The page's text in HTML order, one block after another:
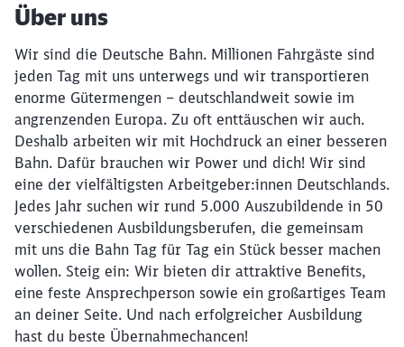
Über uns
Wir sind die Deutsche Bahn. Millionen Fahrgäste sind
jeden Tag mit uns unterwegs und wir transportieren
enorme Gütermengen – deutschlandweit sowie im
angrenzenden Europa. Zu oft enttäuschen wir auch.
Deshalb arbeiten wir mit Hochdruck an einer besseren
Bahn. Dafür brauchen wir Power und dich! Wir sind
eine der vielfältigsten Arbeitgeber:innen Deutschlands.
Jedes Jahr suchen wir rund 5.000 Auszubildende in 50
verschiedenen Ausbildungsberufen, die gemeinsam
mit uns die Bahn Tag für Tag ein Stück besser machen
wollen. Steig ein: Wir bieten dir attraktive Benefits,
eine feste Ansprechperson sowie ein großartiges Team
an deiner Seite. Und nach erfolgreicher Ausbildung
hast du beste Übernahmechancen!